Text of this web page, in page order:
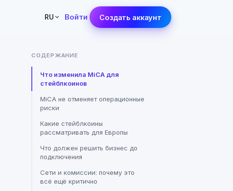
RU Войти Создать аккаунт
СОДЕРЖАНИЕ
Что изменила MiCA для
стейблкоинов
MiCA не отменяет операционные
риски
Какие стейблкоины
рассматривать для Европы
Что должен решить бизнес до
подключения
Сети и комиссии: почему это
всё ещё критично